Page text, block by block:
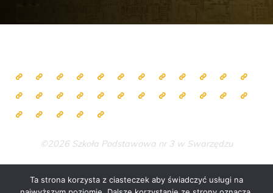
©2026 Szkoła Podstawowa nr 3 w Swarzędzu
Ta strona korzysta z ciasteczek aby świadczyć usługi na